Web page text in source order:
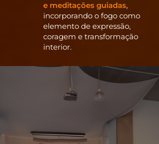
e meditações guiadas,
incorporando o fogo como
elemento de expressão,
coragem e transformação
interior.